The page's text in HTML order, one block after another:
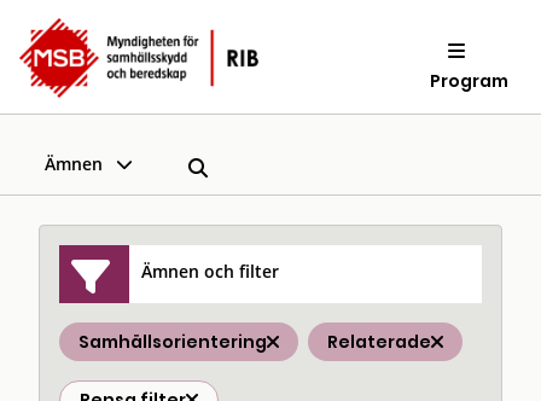
Program
Ämnen
Ämnen och filter
Samhällsorientering Relaterade